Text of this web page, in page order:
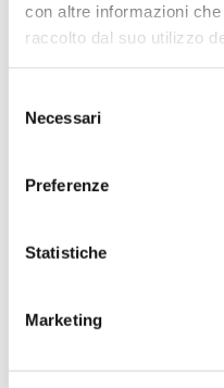
con altre informazioni
raccolto dal suo utilizzo
delNecessari
Preferenze
Statistiche
Marketing
About us | Questo è
Il team
FLAVIO FABBRIZI